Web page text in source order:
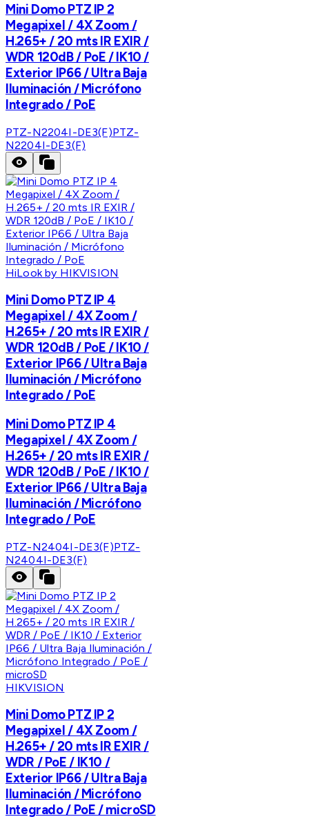
Mini Domo PTZ IP 2
Megapixel / 4X Zoom /
H.265+ / 20 mts IR EXIR /
WDR 120dB / PoE / IK10 /
Exterior IP66 / Ultra Baja
Iluminación / Micrófono
Integrado / PoE
PTZ-N2204I-DE3(F)PTZ-
N2204I-DE3(F)
HiLook by HIKVISION
Mini Domo PTZ IP 4
Megapixel / 4X Zoom /
H.265+ / 20 mts IR EXIR /
WDR 120dB / PoE / IK10 /
Exterior IP66 / Ultra Baja
Iluminación / Micrófono
Integrado / PoE
Mini Domo PTZ IP 4
Megapixel / 4X Zoom /
H.265+ / 20 mts IR EXIR /
WDR 120dB / PoE / IK10 /
Exterior IP66 / Ultra Baja
Iluminación / Micrófono
Integrado / PoE
PTZ-N2404I-DE3(F)PTZ-
N2404I-DE3(F)
HIKVISION
Mini Domo PTZ IP 2
Megapixel / 4X Zoom /
H.265+ / 20 mts IR EXIR /
WDR / PoE / IK10 /
Exterior IP66 / Ultra Baja
Iluminación / Micrófono
Integrado / PoE / microSD